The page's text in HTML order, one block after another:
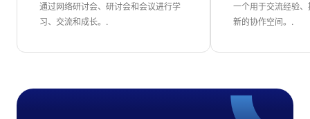
通过网络研讨会、研讨会和会议进行学
习、交流和成长。.
一个用于交流经验
新的协作空间。.